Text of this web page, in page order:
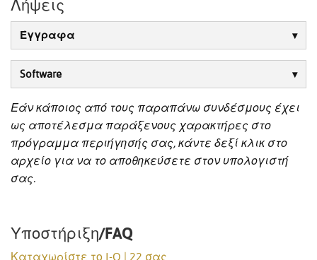
Λήψεις
Έγγραφα
Software
Εάν κάποιος από τους παραπάνω συνδέσμους έχει
ως αποτέλεσμα παράξενους χαρακτήρες στο
πρόγραμμα περιήγησής σας, κάντε δεξί κλικ στο
αρχείο για να το αποθηκεύσετε στον υπολογιστή
σας.
Υποστήριξη/FAQ
Καταχωρίστε το I-O | 22 σας